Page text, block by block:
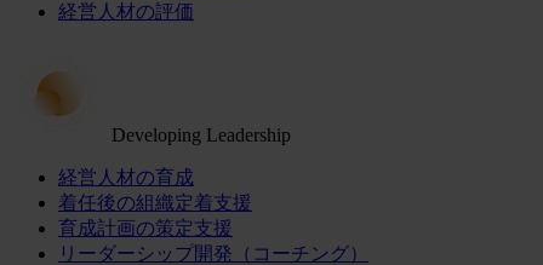
経営人材の評価
Developing Leadership
経営人材の育成
着任後の組織定着支援
育成計画の策定支援
リーダーシップ開発（コーチング）